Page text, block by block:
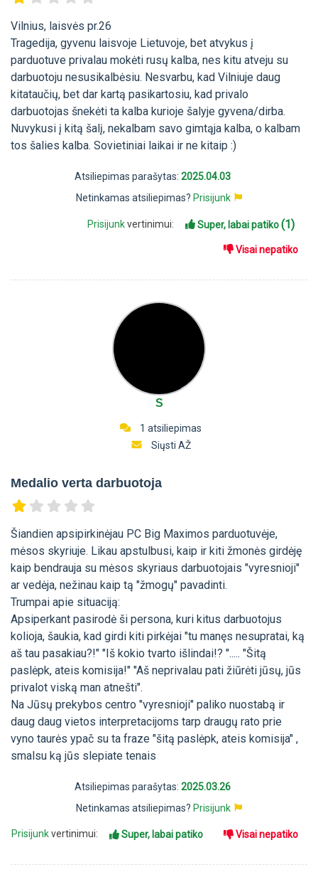
Vilnius, laisvės pr.26
Tragedija, gyvenu laisvoje Lietuvoje, bet atvykus į
parduotuve privalau mokėti rusų kalba, nes kitu atveju su
darbuotoju nesusikalbėsiu. Nesvarbu, kad Vilniuje daug
kitataučių, bet dar kartą pasikartosiu, kad privalo
darbuotojas šnekėti ta kalba kurioje šalyje gyvena/dirba.
Nuvykusi į kitą šalį, nekalbam savo gimtąja kalba, o kalbam
tos šalies kalba. Sovietiniai laikai ir ne kitaip :)
Atsiliepimas parašytas: 2025.04.03
Netinkamas atsiliepimas? Prisijunk
Prisijunkvertinimui: Super, labai patiko(1)
Visai nepatiko
S
1 atsiliepimas
Siųsti AŽ
Medalio verta darbuotoja
Šiandien apsipirkinėjau PC Big Maximos parduotuvėje,
mėsos skyriuje. Likau apstulbusi, kaip ir kiti žmonės girdėję
kaip bendrauja su mėsos skyriaus darbuotojais "vyresnioji"
ar vedėja, nežinau kaip tą "žmogų" pavadinti.
Trumpai apie situaciją:
Apsiperkant pasirodė ši persona, kuri kitus darbuotojus
kolioja, šaukia, kad girdi kiti pirkėjai "tu manęs nesupratai, ką
aš tau pasakiau?!" "Iš kokio tvarto išlindai!? "..... "Šitą
paslėpk, ateis komisija!" "Aš neprivalau pati žiūrėti jūsų, jūs
privalot viską man atnešti".
Na Jūsų prekybos centro "vyresnioji" paliko nuostabą ir
daug daug vietos interpretacijoms tarp draugų rato prie
vyno taurės ypač su ta fraze "šitą paslėpk, ateis komisija" ,
smalsu ką jūs slepiate tenais
Atsiliepimas parašytas: 2025.03.26
Netinkamas atsiliepimas? Prisijunk
Prisijunkvertinimui: Super, labai patiko Visai nepatiko